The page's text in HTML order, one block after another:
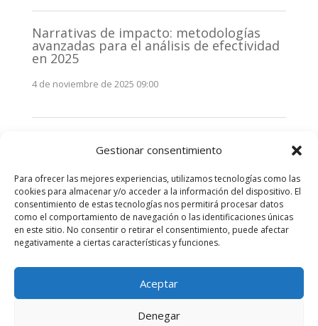
Gestionar consentimiento
Para ofrecer las mejores experiencias, utilizamos tecnologías como las
cookies para almacenar y/o acceder a la información del dispositivo. El
consentimiento de estas tecnologías nos permitirá procesar datos
como el comportamiento de navegación o las identificaciones únicas
en este sitio. No consentir o retirar el consentimiento, puede afectar
negativamente a ciertas características y funciones.
Aceptar
Denegar
Narrativas de impacto: metodologías
avanzadas para el análisis de efectividad
en 2025
4 de noviembre de 2025 09:00
stakeholders en 2025: La clave de la
3 de noviembre de 2025 09:00
Comentarios recientes